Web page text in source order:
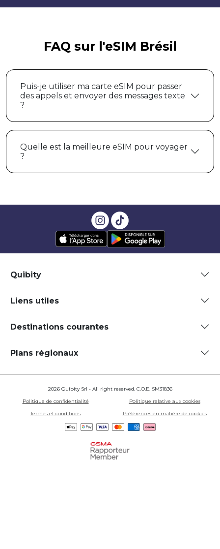
FAQ sur l'eSIM Brésil
Puis-je utiliser ma carte eSIM pour passer
des appels et envoyer des messages texte
?
Quelle est la meilleure eSIM pour voyager
?
Quibity
Liens utiles
Destinations courantes
Plans régionaux
2026 Quibity Srl - All right reserved. C.O.E. SM31836
Politique de confidentialité
Politique relative aux cookies
Termes et conditions
Préférences en matière de cookies